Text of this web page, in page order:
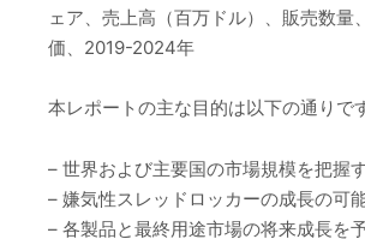
ェア、売上高（百万ドル）、販売数量
価、2019-2024年
本レポートの主な目的は以下の通りで
– 世界および主要国の市場規模を把握
– 嫌気性スレッドロッカーの成長の可
– 各製品と最終用途市場の将来成長を